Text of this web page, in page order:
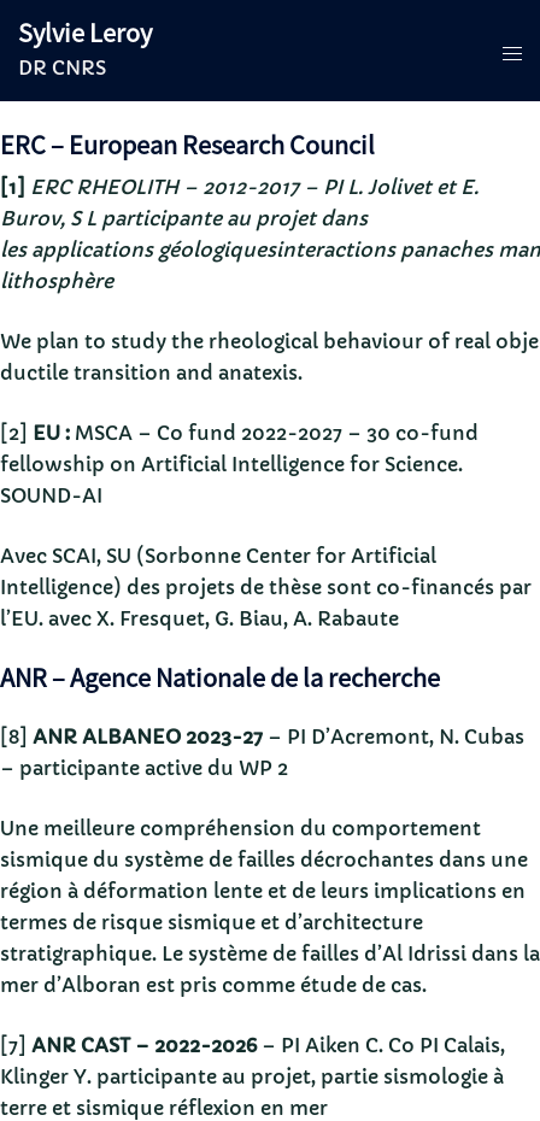
au
contenu
Sylvie Leroy
DR CNRS
ERC – European Research Council
[1] ERC RHEOLITH – 2012-2017 – PI L. Jolivet et E.
Burov, S L participante au projet dans
les applications géologiquesinteractions panaches
lithosphère
We plan to study the rheological behaviour of real
ductile transition and anatexis.
[2] EU : MSCA – Co fund 2022-2027 – 30 co-fund
fellowship on Artificial Intelligence for Science.
SOUND-AI
Avec SCAI, SU (Sorbonne Center for Artificial
Intelligence) des projets de thèse sont co-financés par
l’EU. avec X. Fresquet, G. Biau, A. Rabaute
ANR – Agence Nationale de la recherche
[8] ANR ALBANEO 2023-27 – PI D’Acremont, N. Cubas
– participante active du WP 2
Une meilleure compréhension du comportement
sismique du système de failles décrochantes dans une
région à déformation lente et de leurs implications en
termes de risque sismique et d’architecture
stratigraphique. Le système de failles d’Al Idrissi dans la
mer d’Alboran est pris comme étude de cas.
[7] ANR CAST – 2022-2026– PI Aiken C. Co PI Calais,
Klinger Y. participante au projet, partie sismologie à
terre et sismique réflexion en mer